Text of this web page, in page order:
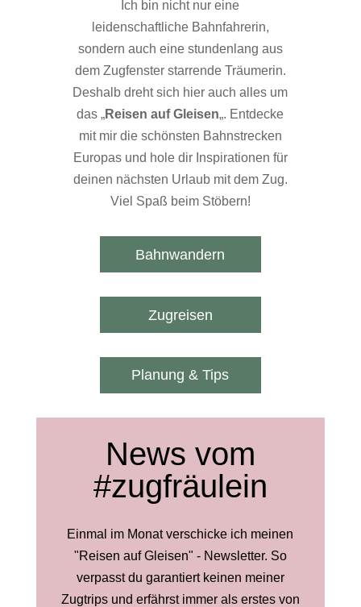
Ich bin nicht nur eine
leidenschaftliche Bahnfahrerin,
sondern auch eine stundenlang aus
dem Zugfenster starrende Träumerin.
Deshalb dreht sich hier auch alles um
das „Reisen auf Gleisen„. Entdecke
mit mir die schönsten Bahnstrecken
Europas und hole dir Inspirationen für
deinen nächsten Urlaub mit dem Zug.
Viel Spaß beim Stöbern!
Bahnwandern
Zugreisen
Planung & Tips
News vom
#zugfräulein
Einmal im Monat verschicke ich meinen
"Reisen auf Gleisen" - Newsletter. So
verpasst du garantiert keinen meiner
Zugtrips und erfährst immer als erstes von